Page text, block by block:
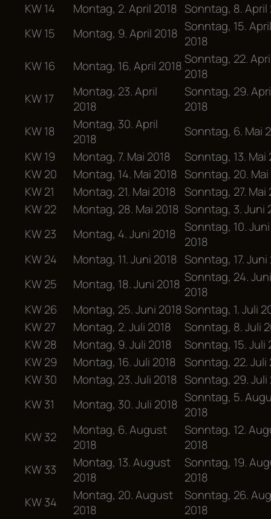
KW 14
Montag, 2. April 2018 Sonntag, 8. April
KW 15
Montag, 9. April 2018 Sonntag, 15. April
2018
KW 16
Montag, 16. April 2018 Sonntag, 22.
2018
KW 17
Montag, 23. April
2018
Sonntag, 29.
2018
KW 18
Montag, 30. April
2018
Sonntag, 6. Mai
KW 19
Montag, 7. Mai 2018
Sonntag, 13. Mai
KW 20
Montag, 14. Mai 2018 Sonntag, 20. Mai
KW 21
Montag, 21. Mai 2018
Sonntag, 27. Mai
KW 22
Montag, 28. Mai 2018 Sonntag, 3. Juni
KW 23
Montag, 4. Juni 2018
Sonntag, 10. Juni
2018
KW 24
Montag, 11. Juni 2018 Sonntag, 17. Juni
KW 25
Montag, 18. Juni 2018 Sonntag, 24. Juni
2018
KW 26
Montag, 25. Juni 2018 Sonntag, 1. Juli
KW 27
Montag, 2. Juli 2018
Sonntag, 8. Juli
KW 28
Montag, 9. Juli 2018
Sonntag, 15. Juli
KW 29
Montag, 16. Juli 2018
Sonntag, 22. Juli
KW 30
Montag, 23. Juli 2018 Sonntag, 29. Juli
KW 31
Montag, 30. Juli 2018 Sonntag, 5.
2018
KW 32
Montag, 6. August
2018
Sonntag, 12.
2018
KW 33
Montag, 13. August
2018
Sonntag, 19.
2018
KW 34
Montag, 20. August
2018
Sonntag, 26.
2018